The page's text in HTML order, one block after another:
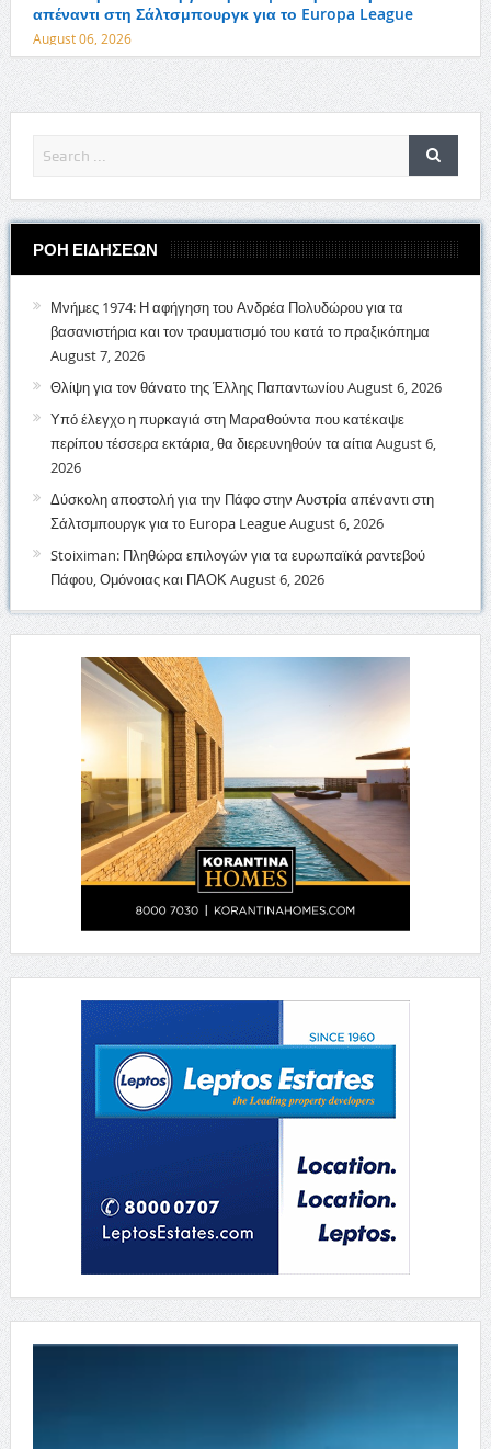
απέναντι στη Σάλτσμπουργκ για το Europa League
August 06, 2026
ΡΟΗ ΕΙΔΗΣΕΩΝ
Μνήμες 1974: Η αφήγηση του Ανδρέα Πολυδώρου για τα
βασανιστήρια και τον τραυματισμό του κατά το πραξικόπημα
August 7, 2026
Θλίψη για τον θάνατο της Έλλης ΠαπαντωνίουAugust 6, 2026
Υπό έλεγχο η πυρκαγιά στη Μαραθούντα που κατέκαψε
περίπου τέσσερα εκτάρια, θα διερευνηθούν τα αίτια August 6,
2026
Δύσκολη αποστολή για την Πάφο στην Αυστρία απέναντι στη
Σάλτσμπουργκ για το Europa LeagueAugust 6, 2026
Stoiximan: Πληθώρα επιλογών για τα ευρωπαϊκά ραντεβού
Πάφου, Ομόνοιας και ΠΑΟΚAugust 6, 2026